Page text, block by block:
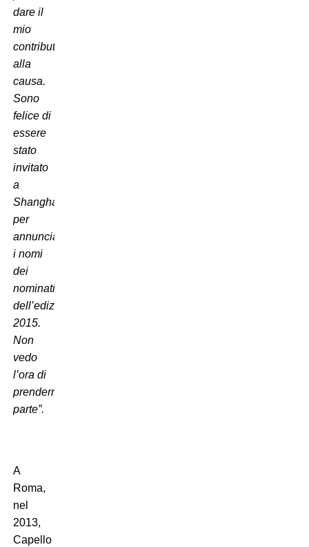
dare il
mio
contributo
alla
causa.
Sono
felice di
essere
stato
invitato
a
Shanghai
per
annunciare
i nomi
dei
nominati
dell’edizione
2015.
Non
vedo
l’ora di
prenderne
parte”.
A
Roma,
nel
2013,
Capello